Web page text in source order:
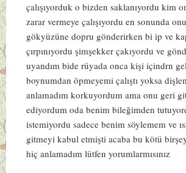
çalışıyorduk o bizden saklanıyordu kim
zarar vermeye çalışıyordu en sonunda
gökyüzüne dopru gönderirken bi ip ve
çırpınıyordu şimşekker çakıyordu ve
uyandım bide rüyada onca kişi içindrn
boynumdan öpmeyemi çalıştı yoksa
anlamadım korkuyordum ama onu geri
ediyordum oda benim bileğimden
istemiyordu sadece benim söylemem ve
gitmeyi kabul etmişti acaba bu kötü
hiç anlamadım lütfen yorumlarmısınız